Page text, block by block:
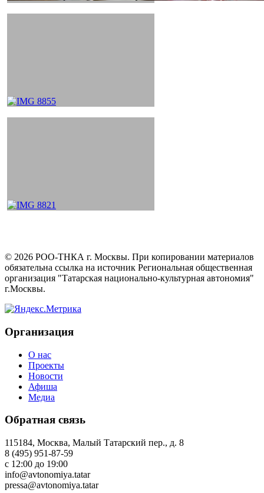
© 2026 РОО-ТНКА г. Москвы. При копировании материалов
обязательна ссылка на источник Региональная общественная
организация "Татарская национально-культурная автономия"
г.Москвы.
Организация
О нас
Проекты
Новости
Афиша
Медиа
Обратная связь
115184, Москва, Малый Татарский пер., д. 8
8 (495) 951-87-59
с 12:00 до 19:00
info@avtonomiya.tatar
pressa@avtonomiya.tatar